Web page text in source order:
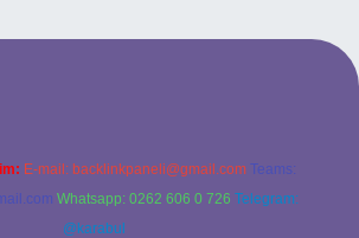
E-mail: backlinkpaneli@gmail.com Teams:
Whatsapp: 0262 606 0 726 Telegram:
@karabul